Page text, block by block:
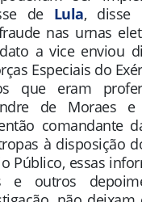
de Lula, disse
nas urnas
a vice enviou
Especiais do
que eram
de Moraes
comandante
à disposição
Público, essas
e outros